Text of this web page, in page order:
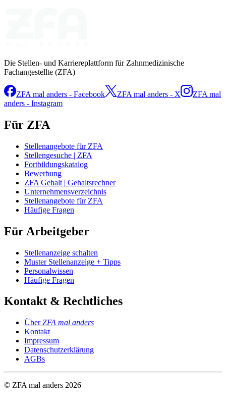
Die Stellen- und Karriereplattform für Zahnmedizinische
Fachangestellte (ZFA)
ZFA mal anders - Facebook ZFA mal anders - X
ZFA mal
anders - Instagram
Für ZFA
Stellenangebote für ZFA
Stellengesuche | ZFA
Fortbildungskatalog
Bewerbung
ZFA Gehalt | Gehaltsrechner
Unternehmensverzeichnis
Stellenangebote für ZFA
Häufige Fragen
Für Arbeitgeber
Stellenanzeige schalten
Muster Stellenanzeige + Tipps
Personalwissen
Häufige Fragen
Kontakt & Rechtliches
ÜberZFA mal anders
Kontakt
Impressum
Datenschutzerklärung
AGBs
© ZFA mal anders 2026